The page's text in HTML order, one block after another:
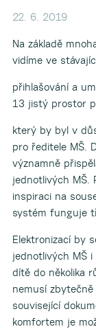
22. 6. 2019
Na základě
vidíme ve
přihlašování a
13 jistý prostor
který by byl v
pro ředitele MŠ.
významně
jednotlivých MŠ.
inspiraci na
systém funguje
Elektronizací by
jednotlivých MŠ
dítě do několika
nemusí
související
komfortem je